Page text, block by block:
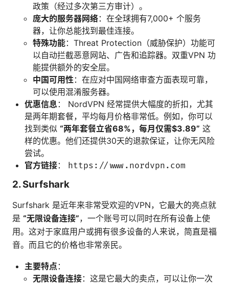
政策（经过多次第三方审计）。
庞大的服务器网络：在全球拥有7,000+ 个服务
器，让你总能找到最佳连接。
特殊功能：Threat Protection（威胁保护）功能可
以自动拦截恶意网站、广告和追踪器。双重VPN 功
能提供额外的安全层。
中国可用性：在应对中国网络审查方面表现可靠，
可以使用混淆服务器。
优惠信息： NordVPN 经常提供大幅度的折扣，尤其
是两年期套餐，平均每月价格非常低。例如，你可以
找到类似 “两年套餐立省68%，每月仅需$3.89” 这
样的优惠。他们还提供30天的退款保证，让你无风险
尝试。
官方链接： https://www.nordvpn.com
2. Surfshark
Surfshark 是近年来非常受欢迎的VPN，它最大的亮点就
是 “无限设备连接”，一个账号可以同时在所有设备上使
用。这对于家庭用户或拥有很多设备的人来说，简直是福
音。而且它的价格也非常亲民。
主要特点 ：
无限设备连接：这是它最大的卖点，可以让你一次